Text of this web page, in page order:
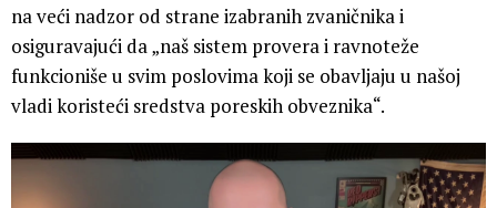
na veći nadzor od strane izabranih zvaničnika i
osiguravajući da „naš sistem provera i ravnoteže
funkcioniše u svim poslovima koji se obavljaju u našoj
vladi koristeći sredstva poreskih obveznika“.